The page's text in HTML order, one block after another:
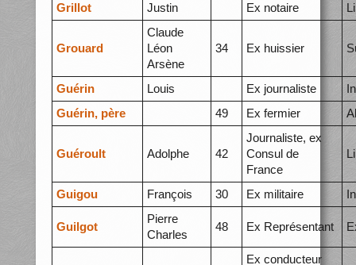
Grillot
Justin Ex notaire
Grouard
Claude
Léon
Arsène
34 Ex huissier
Guérin Louis Ex journaliste
Guérin, père
49 Ex fermier
Guéroult Adolphe 42
Journaliste, ex
Consul de
France
Guigou François 30 Ex militaire
Guilgot
Pierre
Charles
48 Ex Représentant
Ex conducteur